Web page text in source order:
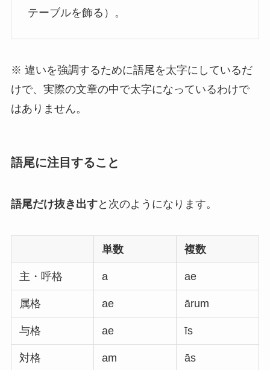
テーブルを飾る）。
※ 違いを強調するために語尾を太字にしているだ
けで、実際の文章の中で太字になっているわけで
はありません。
語尾に注目すること
語尾だけ抜き出すと次のようになります。
単数 複数
主・呼格 a ae
属格 ae ārum
与格 ae īs
対格 am ās